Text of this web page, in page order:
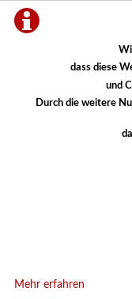
dass diese
und
Durch die weitere
Mehr erfahren